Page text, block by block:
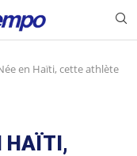
en Haïti, cette athlète
HAÏTI,